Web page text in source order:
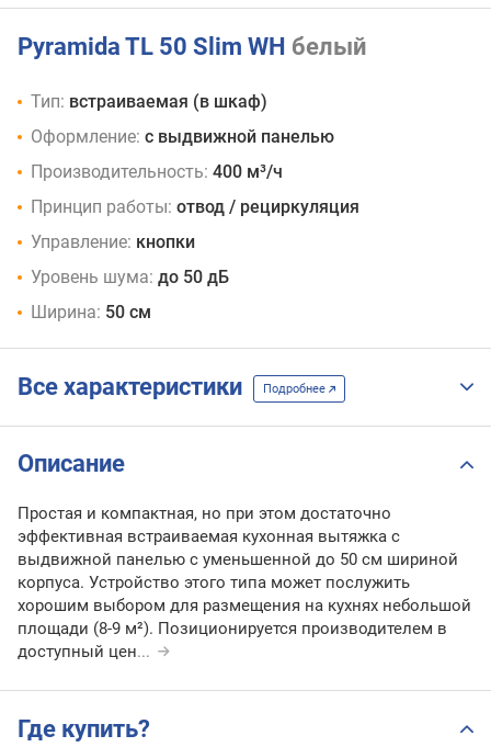
черный
Pyramida TL 50 Slim WH белый
Тип: встраиваемая (в шкаф)
Оформление: с выдвижной панелью
Производительность: 400 м³/ч
Принцип работы: отвод / рециркуляция
Управление: кнопки
Уровень шума: до 50 дБ
Ширина: 50 см
Все характеристики Подробнее
Описание
Простая и компактная, но при этом достаточно
эффективная встраиваемая кухонная вытяжка с
выдвижной панелью с уменьшенной до 50 см шириной
корпуса. Устройство этого типа может послужить
хорошим выбором для размещения на кухнях небольшой
площади (8-9 м²). Позиционируется производителем в
доступный цен...
Где купить?